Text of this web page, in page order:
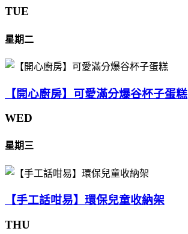
TUE
星期二
【開心廚房】可愛滿分爆谷杯子蛋糕
WED
星期三
【手工話咁易】環保兒童收納架
THU